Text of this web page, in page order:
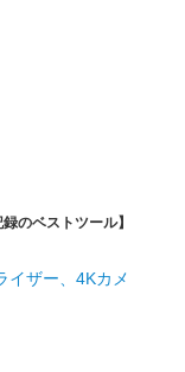
録のベストツール】
イザー、4Kカメ